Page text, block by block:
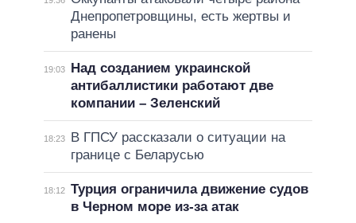
Днепропетровщины, есть жертвы и
ранены
19:03
Над созданием украинской
антибаллистики работают две
компании – Зеленский
18:23
В ГПСУ рассказали о ситуации на
границе с Беларусью
18:12 Турция ограничила движение судов
в Черном море из-за атак